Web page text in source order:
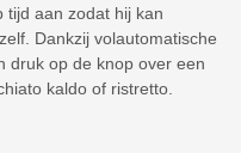
tijd aan zodat hij kan
Dankzij volautomatische
druk op de knop over een
kaldo of ristretto.